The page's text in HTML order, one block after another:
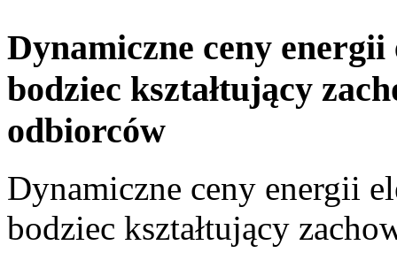
Dynamiczne ceny
bodziec kształtujący
odbiorców
Dynamiczne ceny energii
bodziec kształtujący